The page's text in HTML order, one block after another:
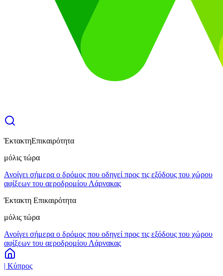
ΈκτακτηΕπικαιρότητα
μόλις τώρα
Ανοίγει σήμερα ο δρόμος που οδηγεί προς τις εξόδους του χώρου
αφίξεων του αεροδρομίου Λάρνακας
Έκτακτη Επικαιρότητα
μόλις τώρα
Ανοίγει σήμερα ο δρόμος που οδηγεί προς τις εξόδους του χώρου
αφίξεων του αεροδρομίου Λάρνακας
| Κύπρος